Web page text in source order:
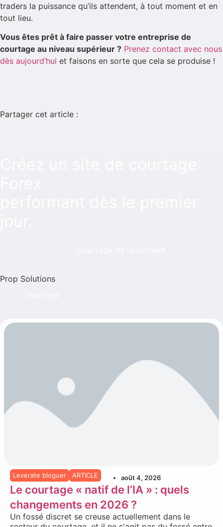
traders la puissance qu’ils attendent, à tout moment et en
tout lieu.
Vous êtes prêt à faire passer votre entreprise de
courtage au niveau supérieur ? Prenez contact avec nous
dès aujourd’hui et faisons en sorte que cela se produise !
Partager cet article :
Prop Solutions
Leverate bloguer ARTICLE août 4, 2026
Le courtage « natif de l’IA » : quels
changements en 2026 ?
Un fossé discret se creuse actuellement dans le